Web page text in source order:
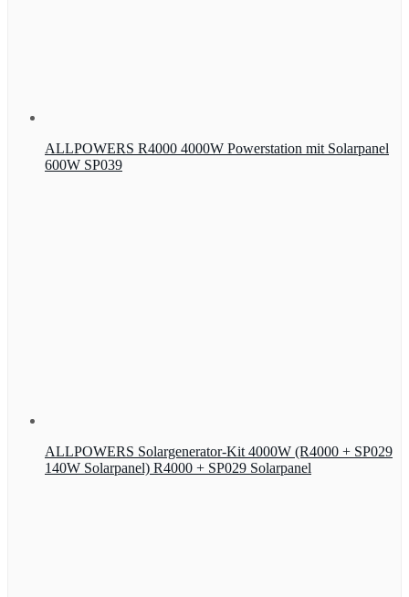
ALLPOWERS R4000 4000W Powerstation mit Solarpanel
600W SP039
ALLPOWERS Solargenerator-Kit 4000W (R4000 + SP029
140W Solarpanel) R4000 + SP029 Solarpanel